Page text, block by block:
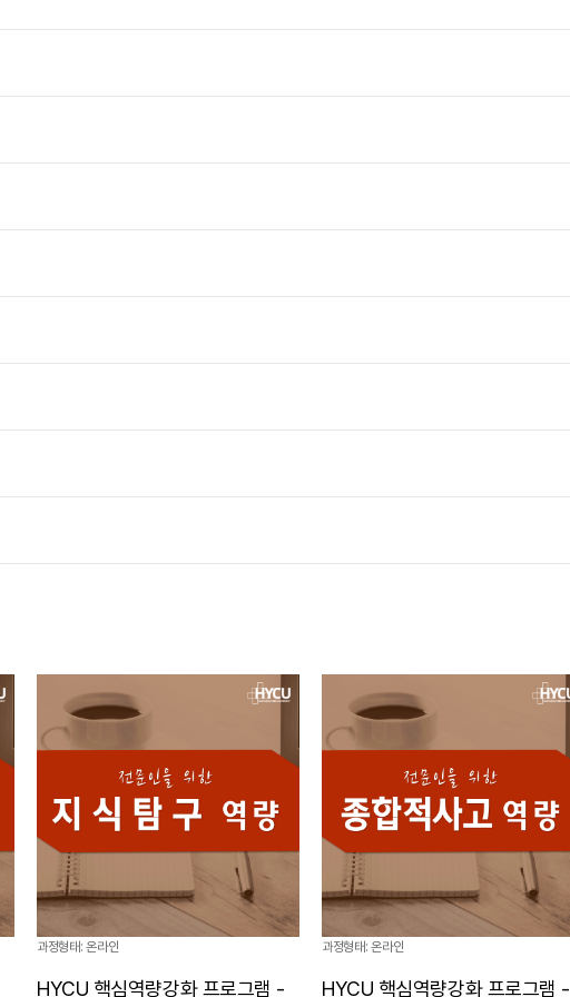
과정형태: 온라인
HYCU 핵심역량강화 프로그램 -
과정형태: 온라인
HYCU 핵심역량강화 프로그램 -